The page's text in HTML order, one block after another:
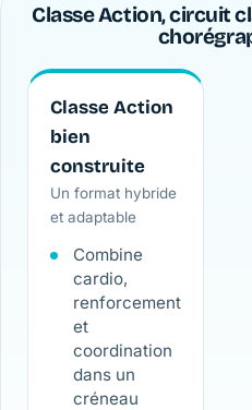
Classe Action, circuit
Classe Action
bien
construite
Un format hybride
et adaptable
Combine
cardio,
renforcement
et
coordination
dans un
créneau